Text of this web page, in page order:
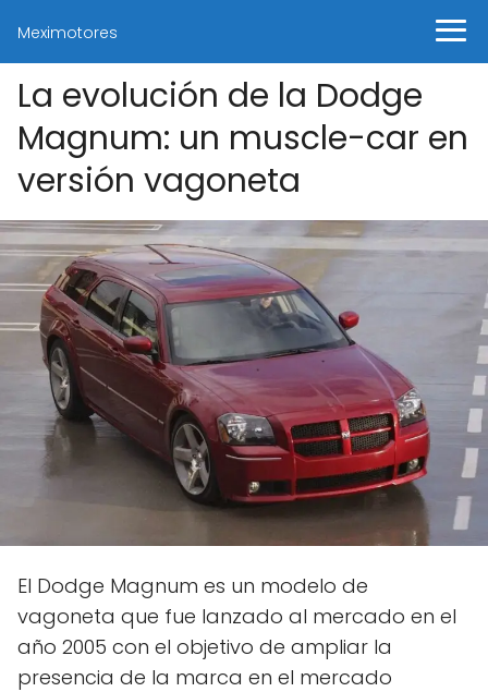
Meximotores
La evolución de la Dodge
Magnum: un muscle-car en
versión vagoneta
El Dodge Magnum es un modelo de
vagoneta que fue lanzado al mercado en el
año 2005 con el objetivo de ampliar la
presencia de la marca en el mercado